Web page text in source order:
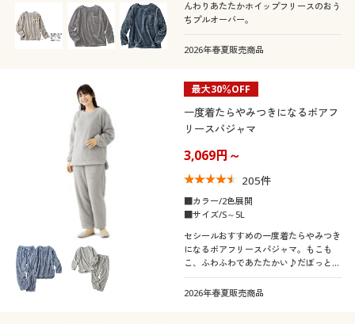
んわりあたたかホイップフリースのおう
ちプルオーバー。
2026年春夏販売商品
最大30％OFF
一度着たらやみつきになるボアフ
リースパジャマ
3,069円～
205件
■カラー/2色展開
■サイズ/S～5L
セシールおすすめの一度着たらやみつき
になるボアフリースパジャマ。もこも
こ、ふわふわであたたかい♪だぼっとか
わいく着られ、冷え対策に、ルームウェ
アにと大活躍!ふっくらさん対応サイズ
2026年春夏販売商品